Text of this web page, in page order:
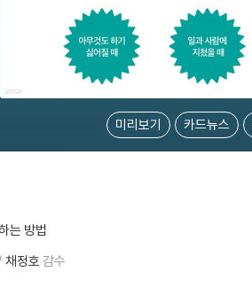
미리보기 카드뉴스
는 방법
채정호 감수